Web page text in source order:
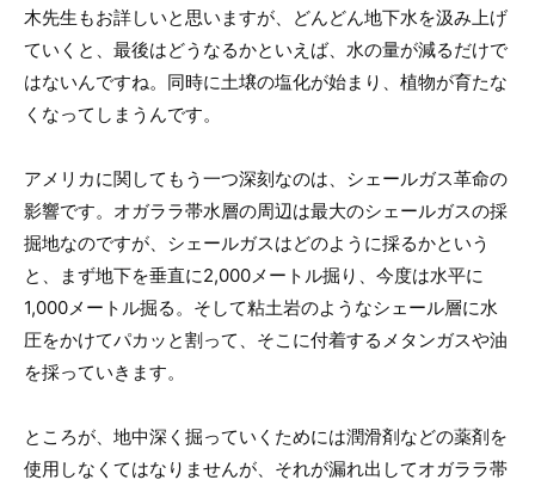
木先生もお詳しいと思いますが、どんどん地下水を汲み上げ
ていくと、最後はどうなるかといえば、水の量が減るだけで
はないんですね。同時に土壌の塩化が始まり、植物が育たな
くなってしまうんです。
アメリカに関してもう一つ深刻なのは、シェールガス革命の
影響です。オガララ帯水層の周辺は最大のシェールガスの採
掘地なのですが、シェールガスはどのように採るかという
と、まず地下を垂直に2,000メートル掘り、今度は水平に
1,000メートル掘る。そして粘土岩のようなシェール層に水
圧をかけてパカッと割って、そこに付着するメタンガスや油
を採っていきます。
ところが、地中深く掘っていくためには潤滑剤などの薬剤を
使用しなくてはなりませんが、それが漏れ出してオガララ帯